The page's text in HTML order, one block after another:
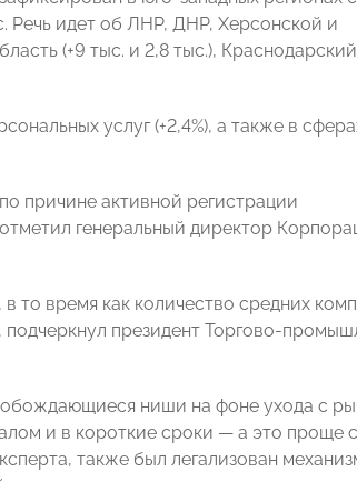
Речь идет об ЛНР, ДНР, Херсонской и
(+9 тыс. и 2,8 тыс.), Краснодарский
услуг (+2,4%), а также в
причине активной регистрации
генеральный директор
то время как количество средних
президент Торгово-
ниши на фоне ухода с
и в короткие сроки — а это проще
также был легализован